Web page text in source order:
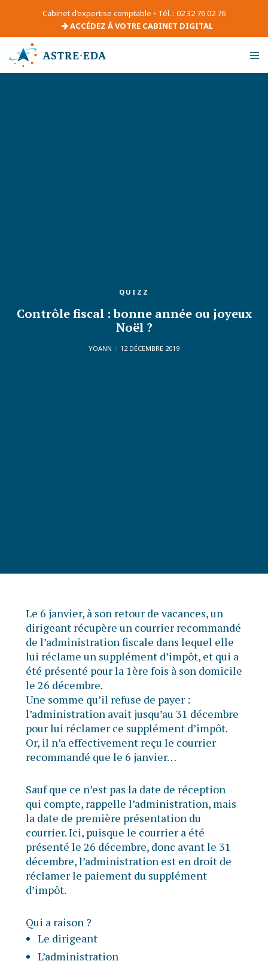
Cabinet d’expertise comptable • Tél. : 02 32 76 02 76
ACCÉDEZ À VOTRE CABINET DIGITAL
QUIZZ
Contrôle fiscal : bonne année ou joyeux
Noël ?
YOANN 12 DÉCEMBRE 2019
Le 6 janvier, à son retour de vacances, un
dirigeant récupère un courrier recommandé
de l’administration fiscale dans lequel elle
lui réclame un supplément d’impôt, et qui a
été présenté pour la 1ère fois à son domicile
le 26 décembre.
Une somme qu’il refuse de payer :
l’administration avait jusqu’au 31 décembre
pour lui réclamer ce supplément d’impôt.
Or, il n’a effectivement reçu le courrier
recommandé que le 6 janvier…
Sauf que ce n’est pas la date de réception
qui compte, rappelle l’administration, mais
la date de première présentation du
courrier. Ici, puisque le courrier a été
présenté le 26 décembre, donc avant le 31
décembre, l’administration est en droit de
réclamer le paiement du supplément
d’impôt.
Qui a raison ?
Le dirigeant
L’administration